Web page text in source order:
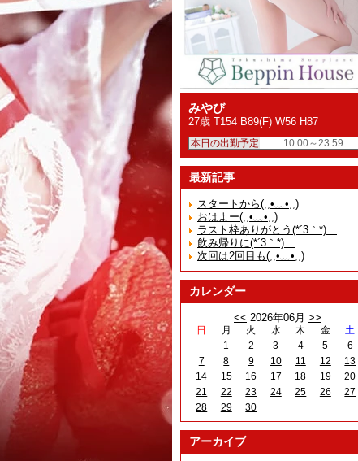
みやび
27歳 T154 B89(F) W56 H87
本日の出勤予定 10:00～23:59
最新記事
スタートから(,,•﹏•,,)
おはよー(,,•﹏•,,)
ラスト枠ありがとう(*´3｀*)ゞ
飲み帰りに(*´3｀*)ゞ
次回は2回目も(,,•﹏•,,)
カレンダー
<< 2026年06月 >>
日 月 火 水 木 金
土
1
2 3 4 5
6
7
8 9 10 11 12
13
14
15 16 17 18 19
20
21
22 23 24 25 26
27
28
29 30
アーカイブ